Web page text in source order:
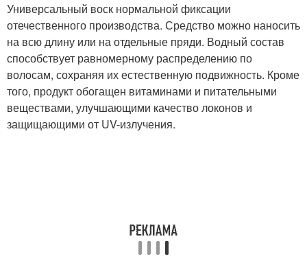
Универсальный воск нормальной фиксации
отечественного производства. Средство можно наносить
на всю длину или на отдельные пряди. Водный состав
способствует равномерному распределению по
волосам, сохраняя их естественную подвижность. Кроме
того, продукт обогащен витаминами и питательными
веществами, улучшающими качество локонов и
защищающими от UV-излучения.